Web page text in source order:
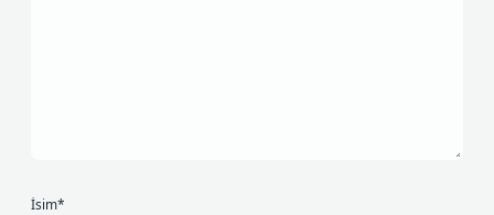
İsim*